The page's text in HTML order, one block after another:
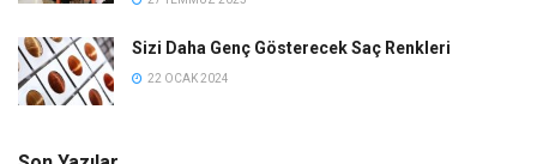
Sizi Daha Genç Gösterecek Saç Renkleri
22 OCAK 2024